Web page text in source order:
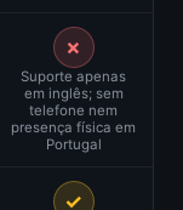
✗
Suporte apenas
em inglês; sem
telefone nem
presença física em
Portugal
✓